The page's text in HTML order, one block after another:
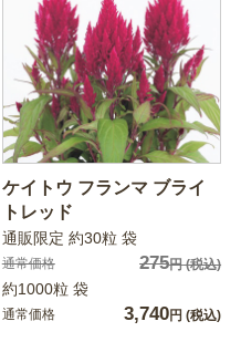
ケイトウ フランマ ブライ
トレッド
通販限定 約30粒 袋
通常価格 275円(税込)
約1000粒 袋
通常価格 3,740円 (税込)